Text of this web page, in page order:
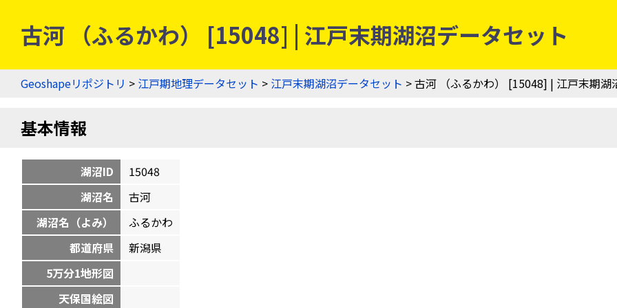
古河 （ふるかわ） [15048] | 江戸末期湖沼データセット
Geoshapeリポジトリ > 江戸期地理データセット > 江戸末期湖沼データセット > 古河 （ふるかわ） [15048] | 江戸末期湖
基本情報
湖沼ID
15048
湖沼名
古河
湖沼名（よみ）
ふるかわ
都道府県
新潟県
5万分1地形図
天保国絵図